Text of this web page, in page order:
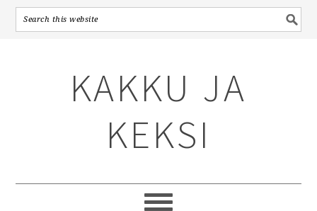
KAKKU JA
KEKSI